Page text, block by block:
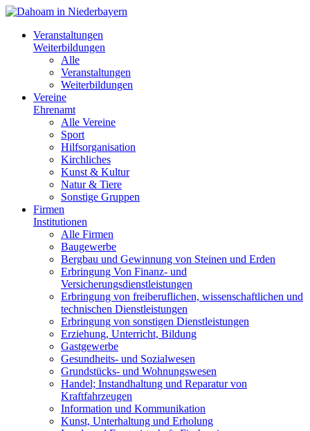
Veranstaltungen
Weiterbildungen
Alle
Veranstaltungen
Weiterbildungen
Vereine
Ehrenamt
Alle Vereine
Sport
Hilfsorganisation
Kirchliches
Kunst & Kultur
Natur & Tiere
Sonstige Gruppen
Firmen
Institutionen
Alle Firmen
Baugewerbe
Bergbau und Gewinnung von Steinen und Erden
Erbringung Von Finanz- und
Versicherungsdienstleistungen
Erbringung von freiberuflichen, wissenschaftlichen und
technischen Dienstleistungen
Erbringung von sonstigen Dienstleistungen
Erziehung, Unterricht, Bildung
Gastgewerbe
Gesundheits- und Sozialwesen
Grundstücks- und Wohnungswesen
Handel; Instandhaltung und Reparatur von
Kraftfahrzeugen
Information und Kommunikation
Kunst, Unterhaltung und Erholung